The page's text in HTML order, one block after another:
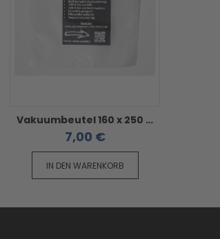
Vakuumbeutel 160 x 250 mm - geriffelt / goffriert / strukturiert 50 Stück
7,00 €
IN DEN WARENKORB